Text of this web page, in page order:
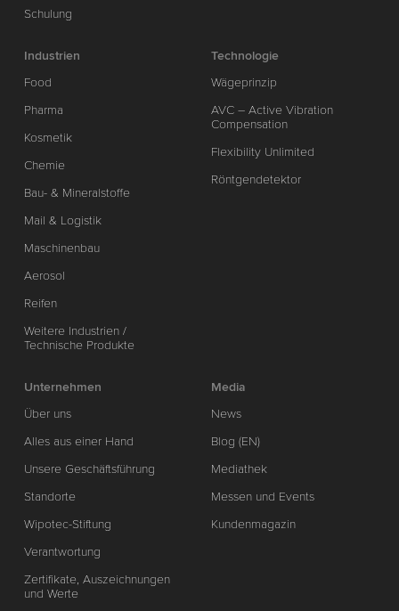
Schulung
Industrien
Food
Pharma
Kosmetik
Chemie
Bau- & Mineralstoffe
Mail & Logistik
Maschinenbau
Aerosol
Reifen
Weitere Industrien /
Technische Produkte
Technologie
Wägeprinzip
AVC – Active Vibration
Compensation
Flexibility Unlimited
Röntgendetektor
Unternehmen
Über uns
Alles aus einer Hand
Unsere Geschäftsführung
Standorte
Wipotec-Stiftung
Verantwortung
Zertifikate, Auszeichnungen
und Werte
Media
News
Blog (EN)
Mediathek
Messen und Events
Kundenmagazin